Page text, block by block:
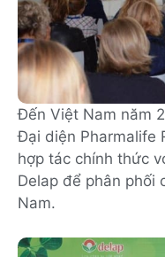
Đến Việt Nam năm
Đại diện Pharmalife
hợp tác chính thức
Delap để phân phối
Nam.